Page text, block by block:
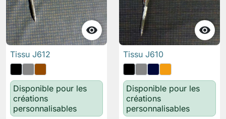

Tissu J612
Disponible pour les
créations
personnalisables

Tissu J610
Disponible pour les
créations
personnalisables